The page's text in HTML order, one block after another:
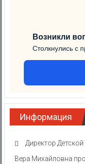
Возникли
Столкнулись с
Информация
Директор
Вера Михайловна